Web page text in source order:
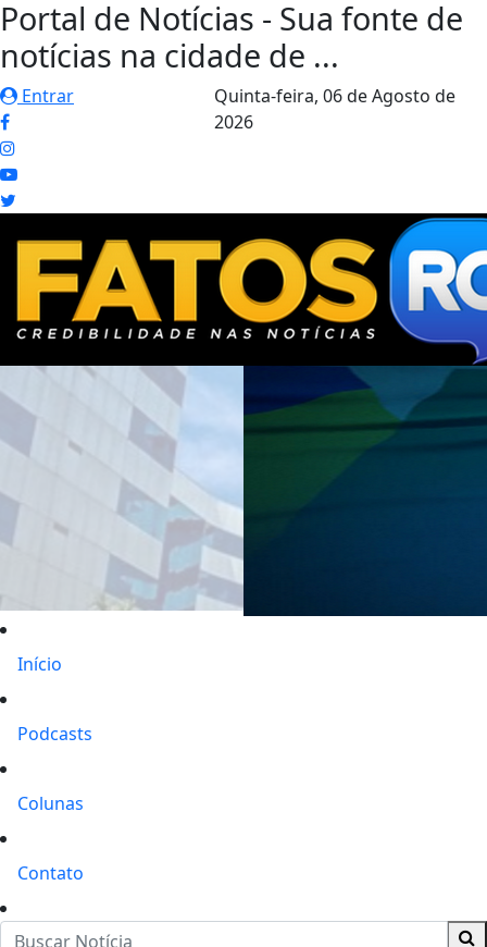
Portal de Notícias - Sua fonte de
notícias na cidade de ...
Entrar Quinta-feira, 06 de Agosto de
2026
Início
Podcasts
Colunas
Contato